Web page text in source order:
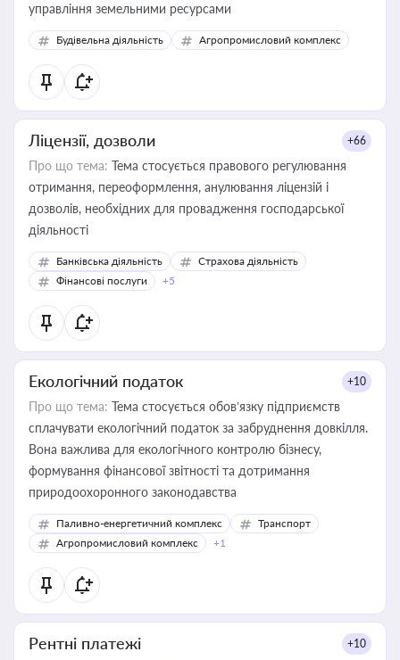
управління земельними ресурсами
Будівельна діяльність Агропромисловий комплекс
Ліцензії, дозволи +66
Про що тема: Тема стосується правового регулювання
отримання, переоформлення, анулювання ліцензій і
дозволів, необхідних для провадження господарської
діяльності
Банківська діяльність
Страхова діяльність
Фінансові послуги
+5
Екологічний податок +10
Про що тема: Тема стосується обов’язку підприємств
сплачувати екологічний податок за забруднення довкілля.
Вона важлива для екологічного контролю бізнесу,
формування фінансової звітності та дотримання
природоохоронного законодавства
Паливно-енергетичний комплекс
Транспорт
Агропромисловий комплекс
+1
Рентні платежі +10